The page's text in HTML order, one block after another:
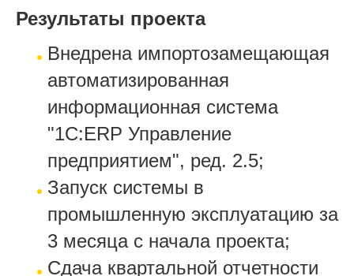
Результаты проекта
Внедрена импортозамещающая
автоматизированная
информационная система
"1С:ERP Управление
предприятием", ред. 2.5;
Запуск системы в
промышленную эксплуатацию за
3 месяца с начала проекта;
Сдача квартальной отчетности